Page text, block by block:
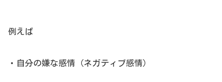
例えば
・自分の嫌な感情（ネガティブ感情）